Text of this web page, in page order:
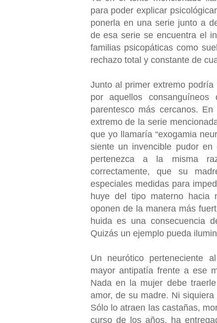
para poder explicar
ponerla en una serie junto a
de esa serie se encuentra el
familias psicopáticas como
rechazo total y constante de
Junto al primer extremo
por aquellos
parentesco más cercanos.
extremo de la serie
que yo llamaría “exogamia
siente un invencible pudor
pertenezca a la misma
correctamente, que su
especiales medidas para
huye del tipo materno hacia
oponen de la manera más
huida es una consecuencia
Quizás un ejemplo pueda
Un neurótico perteneciente
mayor antipatía frente a ese
Nada en la mujer debe
amor, de su madre. Ni
Sólo lo atraen las castañas,
curso de los años, ha